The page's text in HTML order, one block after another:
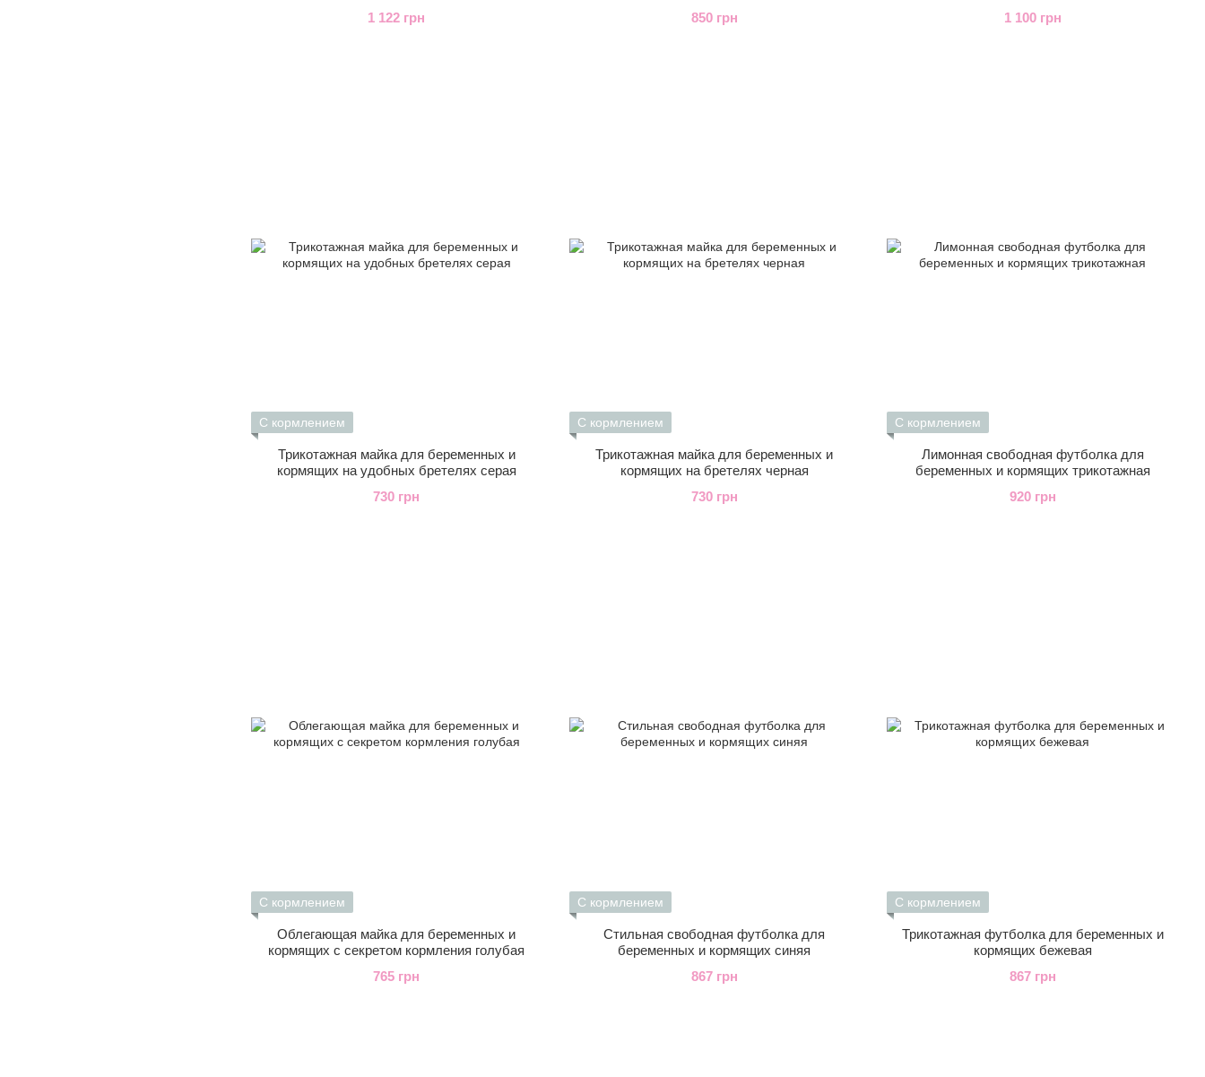
1 122 грн
850 грн
1 100 грн
С кормлением
Трикотажная майка для беременных и
кормящих на удобных бретелях серая
730 грн
С кормлением
Трикотажная майка для беременных и
кормящих на бретелях черная
730 грн
С кормлением
Лимонная свободная футболка для
беременных и кормящих трикотажная
920 грн
С кормлением
Облегающая майка для беременных и
кормящих с секретом кормления голубая
765 грн
С кормлением
Стильная свободная футболка для
беременных и кормящих синяя
867 грн
С кормлением
Трикотажная футболка для беременных и
кормящих бежевая
867 грн